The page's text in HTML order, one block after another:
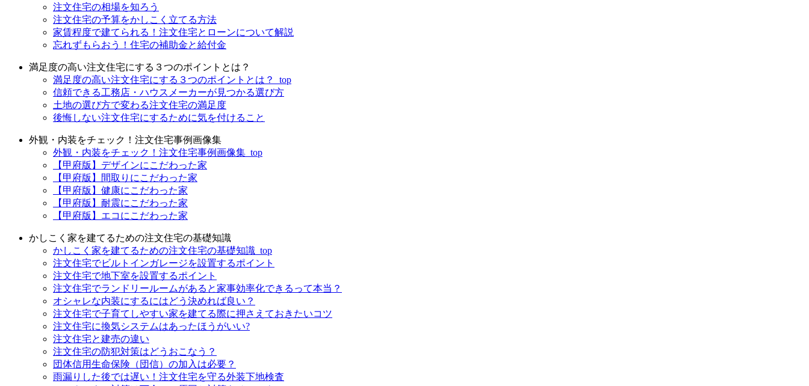
注文住宅の相場を知ろう
注文住宅の予算をかしこく立てる方法
家賃程度で建てられる！注文住宅とローンについて解説
忘れずもらおう！住宅の補助金と給付金
満足度の高い注文住宅にする３つのポイントとは？
満足度の高い注文住宅にする３つのポイントとは？_top
信頼できる工務店・ハウスメーカーが見つかる選び方
土地の選び方で変わる注文住宅の満足度
後悔しない注文住宅にするために気を付けること
外観・内装をチェック！注文住宅事例画像集
外観・内装をチェック！注文住宅事例画像集_top
【甲府版】デザインにこだわった家
【甲府版】間取りにこだわった家
【甲府版】健康にこだわった家
【甲府版】耐震にこだわった家
【甲府版】エコにこだわった家
かしこく家を建てるための注文住宅の基礎知識
かしこく家を建てるための注文住宅の基礎知識_top
注文住宅でビルトインガレージを設置するポイント
注文住宅で地下室を設置するポイント
注文住宅でランドリールームがあると家事効率化できるって本当？
オシャレな内装にするにはどう決めれば良い？
注文住宅で子育てしやすい家を建てる際に押さえておきたいコツ
注文住宅に換気システムはあったほうがいい?
注文住宅と建売の違い
注文住宅の防犯対策はどうおこなう？
団体信用生命保険（団信）の加入は必要？
雨漏りした後では遅い！注文住宅を守る外装下地検査